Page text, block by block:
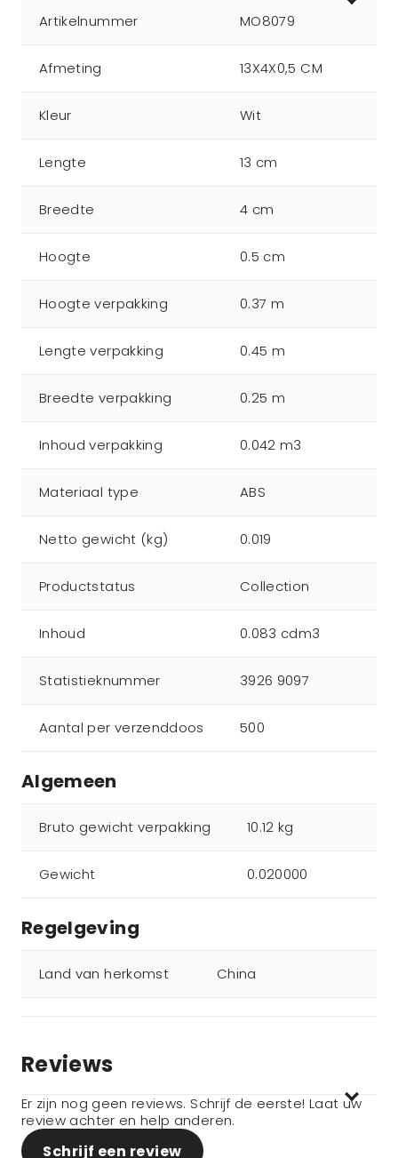
Artikelnummer MO8079
Afmeting 13X4X0,5 CM
Kleur Wit
Lengte 13 cm
Breedte 4 cm
Hoogte 0.5 cm
Hoogte verpakking 0.37 m
Lengte verpakking 0.45 m
Breedte verpakking 0.25 m
Inhoud verpakking 0.042 m3
Materiaal type ABS
Netto gewicht (kg) 0.019
Productstatus Collection
Inhoud 0.083 cdm3
Statistieknummer 3926 9097
Aantal per verzenddoos 500
Algemeen
Bruto gewicht verpakking 10.12 kg
Gewicht 0.020000
Regelgeving
Land van herkomst China
Reviews
Er zijn nog geen reviews. Schrijf de eerste! Laat uw
review achter en help anderen.
Schrijf een review